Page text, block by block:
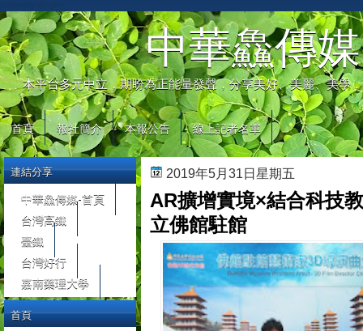
中華鱻傳媒
本平台多元中立，期盼為正能量發聲，分享美好、美麗、美學
首頁 報社簡介 本報公告 線上記者名單
2019年5月31日星期五
AR擴增實境×結合科技
立佛館駐館
連結分享
中華鱻傳媒-首頁
台灣高鐵
臺鐵
台灣好行
嘉南藥理大學
首頁